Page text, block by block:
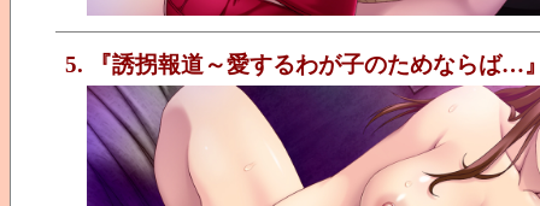
5. 『誘拐報道～愛するわが子のためならば…